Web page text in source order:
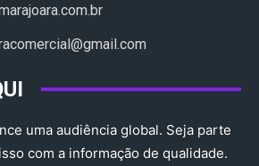
uma audiência global. Seja parte
com a informação de qualidade.